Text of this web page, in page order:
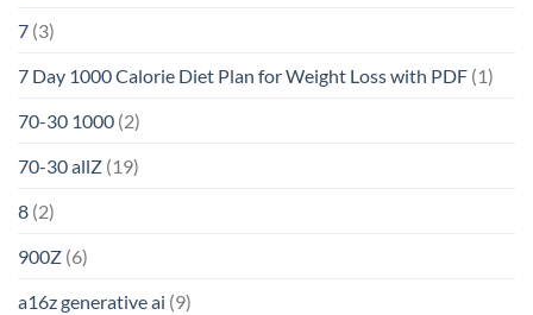
7 (3)
7 Day 1000 Calorie Diet Plan for Weight Loss with PDF (1)
70-30 1000 (2)
70-30 allZ (19)
8 (2)
900Z (6)
a16z generative ai (9)